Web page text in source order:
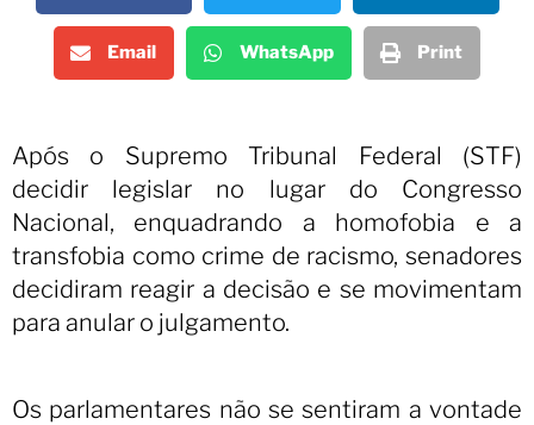
Email WhatsApp Print
Após o Supremo Tribunal Federal (STF)
decidir legislar no lugar do Congresso
Nacional, enquadrando a homofobia e a
transfobia como crime de racismo, senadores
decidiram reagir a decisão e se movimentam
para anular o julgamento.
Os parlamentares não se sentiram a vontade